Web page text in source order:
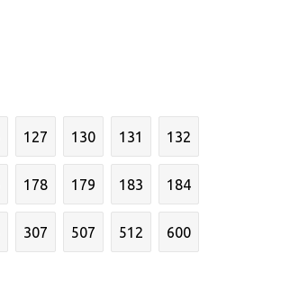
127 130 131 132
178 179 183 184
307 507 512 600